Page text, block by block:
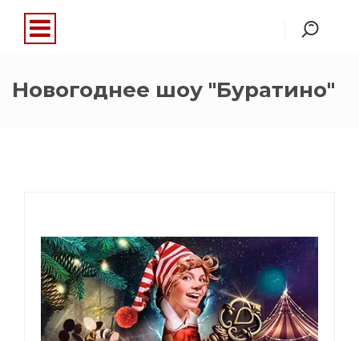
Новогоднее шоу "Буратино"